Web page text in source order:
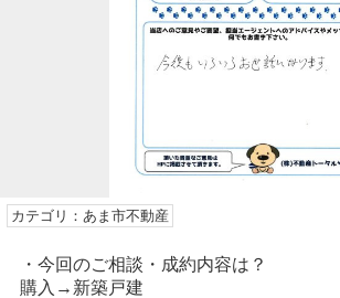
カテゴリ：あま市不動産
・今回のご相談・成約内容は？
購入→新築戸建